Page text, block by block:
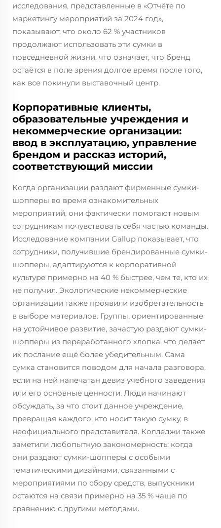
исследования, представленные в «Отчёте по
маркетингу мероприятий за 2024 год»,
показывают, что около 62 % участников
продолжают использовать эти сумки в
повседневной жизни, что означает, что бренд
остаётся в поле зрения долгое время после того,
как все покинули выставочный центр.
Корпоративные клиенты,
образовательные учреждения и
некоммерческие организации:
ввод в эксплуатацию, управление
брендом и рассказ историй,
соответствующий миссии
Когда организации раздают фирменные сумки-
шопперы во время ознакомительных
мероприятий, они фактически помогают новым
сотрудникам почувствовать себя частью команды.
Исследование компании Gallup показывает, что
сотрудники, получившие брендированные сумки-
шопперы, адаптируются к корпоративной
культуре примерно на 40 % быстрее, чем те, кто их
не получил. Экологические некоммерческие
организации также проявили изобретательность
в выборе материалов. Группы, ориентированные
на устойчивое развитие, зачастую раздают сумки-
шопперы из переработанного хлопка, что делает
их послание ещё более убедительным. Сама
сумка становится поводом для начала разговора,
если на ней напечатан девиз учебного заведения
или его основные ценности. Люди начинают
обсуждать, за что стоит данное учреждение,
превращая каждого, кто носит такую сумку, в
неофициального представителя. Колледжи также
заметили любопытную закономерность: когда
они раздают сумки-шопперы с особыми
тематическими дизайнами, связанными с
мероприятиями по сбору средств, выпускники
остаются на связи примерно на 35 % чаще по
сравнению с другими методами.